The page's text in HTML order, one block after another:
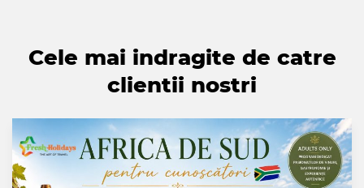
Cele mai indragite de catre
clientii nostri